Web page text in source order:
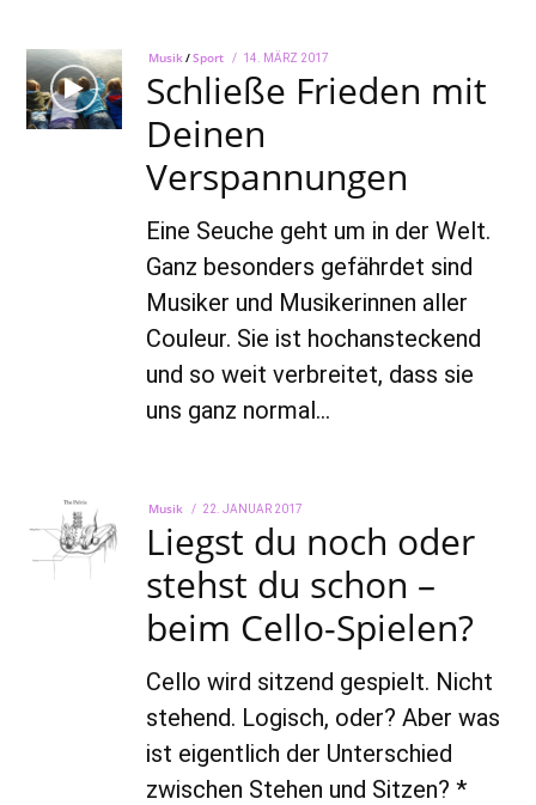
Musik/Sport
POSTED
ON
14. MÄRZ 2017
AUGUST
2022
Schließe Frieden mit
Deinen
Verspannungen
Eine Seuche geht um in der Welt.
Ganz besonders gefährdet sind
Musiker und Musikerinnen aller
Couleur. Sie ist hochansteckend
und so weit verbreitet, dass sie
uns ganz normal…
Musik
POSTED
22. JANUAR 2017
2022
Liegst du noch oder
stehst du schon –
beim Cello-Spielen?
Cello wird sitzend gespielt. Nicht
stehend. Logisch, oder? Aber was
ist eigentlich der Unterschied
zwischen Stehen und Sitzen? *